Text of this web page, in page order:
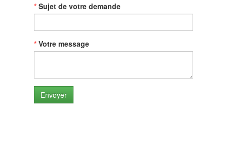
Sujet de votre demande
Votre message